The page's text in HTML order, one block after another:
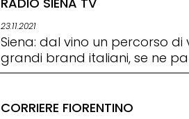
23.11.2021
Siena: dal vino un percorso
grandi brand italiani, se ne
CORRIERE FIORENTINO